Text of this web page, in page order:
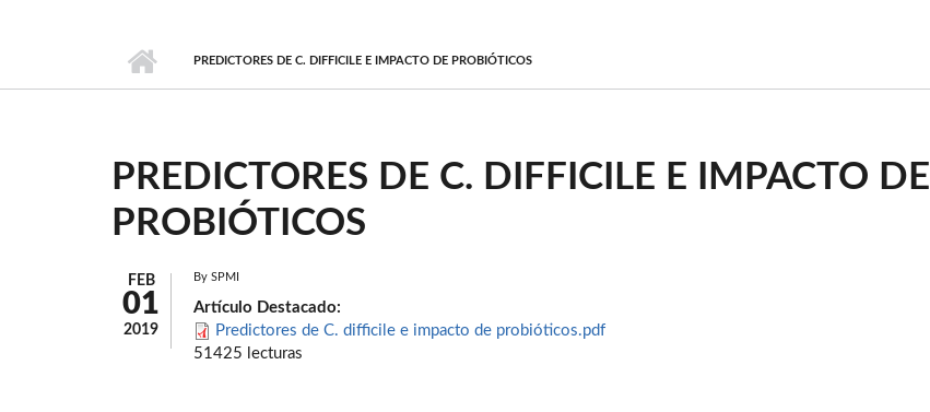
PREDICTORES DE C. DIFFICILE E IMPACTO DE PROBIÓTICOS
PREDICTORES DE C. DIFFICILE E IMPACTO DE
PROBIÓTICOS
FEB
01
2019
By SPMI
Artículo Destacado:
Predictores de C. difficile e impacto de probióticos.pdf
51425 lecturas